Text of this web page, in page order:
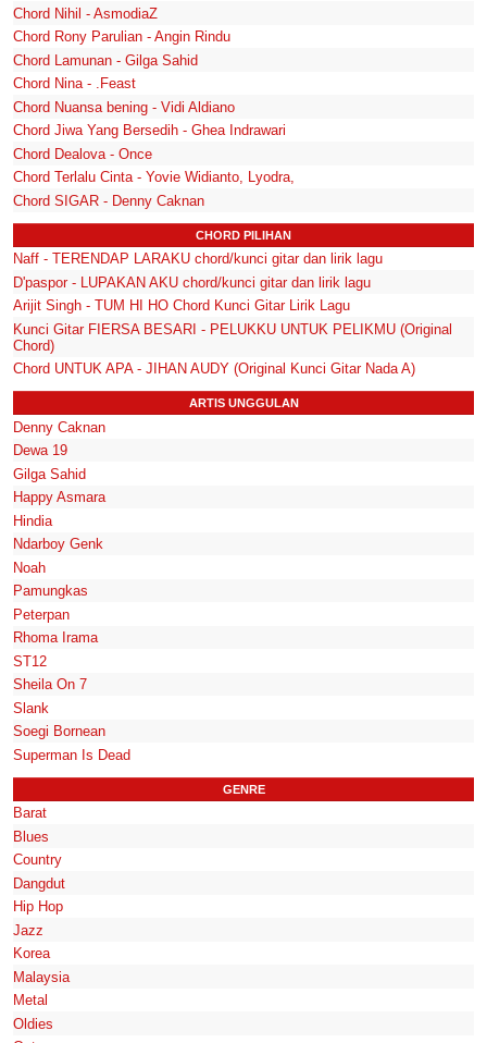
Chord Nihil - AsmodiaZ
Chord Rony Parulian - Angin Rindu
Chord Lamunan - Gilga Sahid
Chord Nina - .Feast
Chord Nuansa bening - Vidi Aldiano
Chord Jiwa Yang Bersedih - Ghea Indrawari
Chord Dealova - Once
Chord Terlalu Cinta - Yovie Widianto, Lyodra,
Chord SIGAR - Denny Caknan
CHORD PILIHAN
Naff - TERENDAP LARAKU chord/kunci gitar dan lirik lagu
D'paspor - LUPAKAN AKU chord/kunci gitar dan lirik lagu
Arijit Singh - TUM HI HO Chord Kunci Gitar Lirik Lagu
Kunci Gitar FIERSA BESARI - PELUKKU UNTUK PELIKMU (Original
Chord)
Chord UNTUK APA - JIHAN AUDY (Original Kunci Gitar Nada A)
ARTIS UNGGULAN
Denny Caknan
Dewa 19
Gilga Sahid
Happy Asmara
Hindia
Ndarboy Genk
Noah
Pamungkas
Peterpan
Rhoma Irama
ST12
Sheila On 7
Slank
Soegi Bornean
Superman Is Dead
GENRE
Barat
Blues
Country
Dangdut
Hip Hop
Jazz
Korea
Malaysia
Metal
Oldies